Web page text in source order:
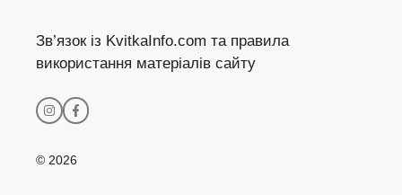
Зв’язок із KvitkaInfo.com та правила
використання матеріалів сайту
© 2026